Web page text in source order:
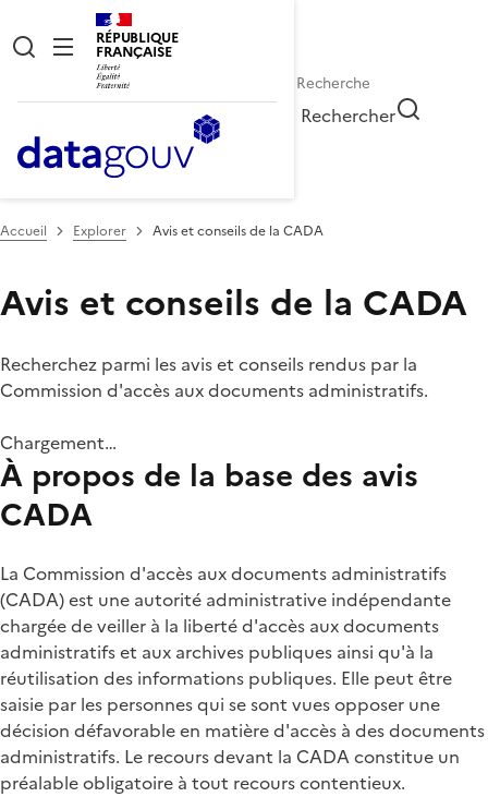
RÉPUBLIQUE
FRANÇAISE
Rechercher
Accueil Explorer Avis et conseils de la CADA
Avis et conseils de la CADA
Recherchez parmi les avis et conseils rendus par la
Commission d'accès aux documents administratifs.
Chargement…
À propos de la base des avis
CADA
La Commission d'accès aux documents administratifs
(CADA) est une autorité administrative indépendante
chargée de veiller à la liberté d'accès aux documents
administratifs et aux archives publiques ainsi qu'à la
réutilisation des informations publiques. Elle peut être
saisie par les personnes qui se sont vues opposer une
décision défavorable en matière d'accès à des documents
administratifs. Le recours devant la CADA constitue un
préalable obligatoire à tout recours contentieux.